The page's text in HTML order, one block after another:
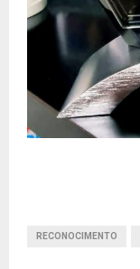
RECONOCIMENTO